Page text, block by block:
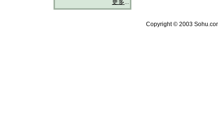
更多...
Copyright © 2003